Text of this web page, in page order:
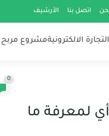
اتصل بنا الأرشيف
التجارة الالكترونيةمشروع مربح
0
لمعرفة ما